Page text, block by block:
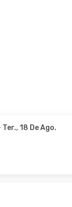
Ter., 18 De Ago.